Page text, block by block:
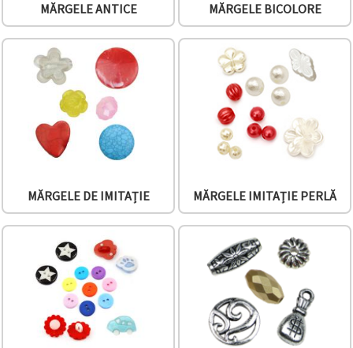
dumneavoastră,
pentru a
analiza
traficul și a
conținut și
inclusiv cu
ajutorul
partenerilor
marketing.
urile făcând
MĂRGELE ANTICE MĂRGELE BICOLORE
MĂRGELE DE IMITAȚIE MĂRGELE IMITAȚIE PERLĂ